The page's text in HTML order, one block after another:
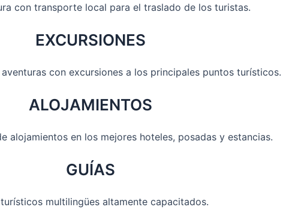
con transporte local para el traslado de los turistas.
EXCURSIONES
con excursiones a los principales puntos turísticos.
ALOJAMIENTOS
alojamientos en los mejores hoteles, posadas y estancias.
GUÍAS
turísticos multilingües altamente capacitados.